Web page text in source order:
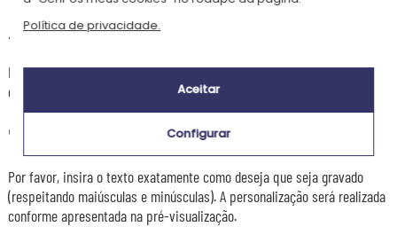
👶Idade recomendada
Perfeito para pequenos pilotos que começam a comer sozinhos,
geralmente a partir dos 12 meses.
✏️ Instruções de personalização
Por favor, insira o texto exatamente como deseja que seja gravado
(respeitando maiúsculas e minúsculas). A personalização será realizada
conforme apresentada na pré-visualização.
Política de privacidade.
Aceitar
Configurar